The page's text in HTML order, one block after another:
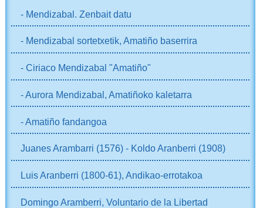
- Mendizabal. Zenbait datu
- Mendizabal sortetxetik, Amatiño baserrira
- Ciriaco Mendizabal "Amatiño"
- Aurora Mendizabal, Amatiñoko kaletarra
- Amatiño fandangoa
Juanes Arambarri (1576) - Koldo Aranberri (1908)
Luis Aranberri (1800-61), Andikao-errotakoa
Domingo Aramberri, Voluntario de la Libertad